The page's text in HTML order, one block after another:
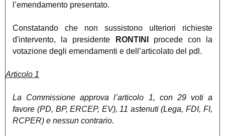
l’emendamento presentato.
Constatando che non sussistono ulteriori richieste
d'intervento, la presidente
RONTINI procede con la
votazione degli emendamenti e dell’articolato del pdl.
Articolo 1
La Commissione approva l’articolo 1, con 29 voti a
favore (PD, BP, ERCEP, EV), 11 astenuti (Lega, FDI, FI,
RCPER) e nessun contrario.